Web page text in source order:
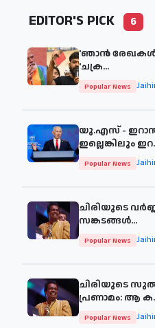
EDITOR'S PICK 6
'ഞാന്‍ രേഖകള്‍
'ചക്ര...
Popular News
യു.എസ് - ഇറാൻ
ഇല്ലെങ്കിലും
Popular News
ചിരിയുടെ
സങ്കടങ്ങള്‍...
Popular News
ചിരിയുടെ
പ്രണാമം: ആ
Popular News